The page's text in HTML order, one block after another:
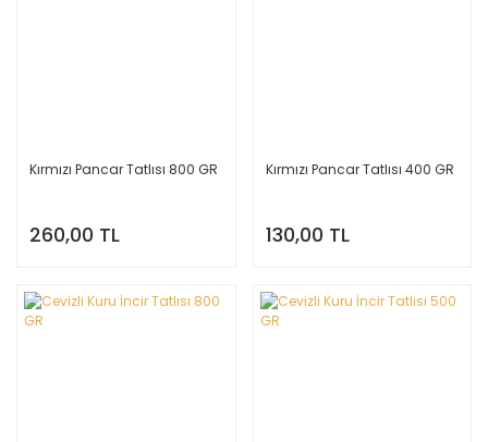
Kırmızı Pancar Tatlısı 800 GR
260,00 TL
Kırmızı Pancar Tatlısı 400 GR
130,00 TL